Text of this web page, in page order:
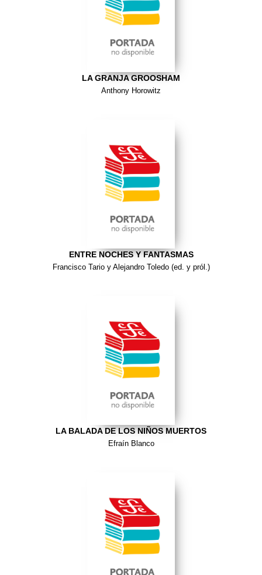
LA GRANJA GROOSHAM
Anthony Horowitz
ENTRE NOCHES Y FANTASMAS
Francisco Tario y Alejandro Toledo (ed. y pról.)
LA BALADA DE LOS NIÑOS MUERTOS
Efraín Blanco